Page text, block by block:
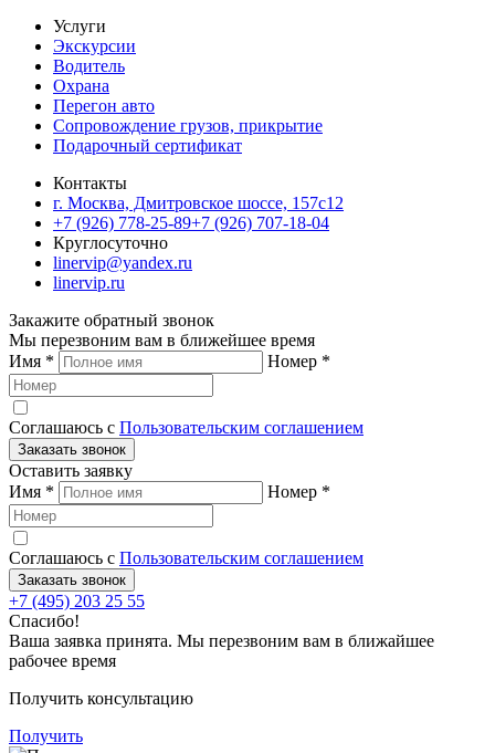
Услуги
Экскурсии
Водитель
Охрана
Перегон авто
Сопровождение грузов, прикрытие
Подарочный сертификат
Контакты
г. Москва, Дмитровское шоссе, 157c12
+7 (926) 778-25-89+7 (926) 707-18-04
Круглосуточно
linervip@yandex.ru
linervip.ru
Закажите обратный звонок
Мы перезвоним вам в ближейшее время
Имя * Номер *
Соглашаюсь с Пользовательским соглашением
Заказать звонок
Оставить заявку
Имя * Номер *
Соглашаюсь с Пользовательским соглашением
Заказать звонок
+7 (495) 203 25 55
Спасибо!
Ваша заявка принята. Мы перезвоним вам в ближайшее
рабочее время
Получить консультацию
Получить